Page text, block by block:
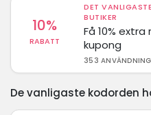
10%
RABATT
DET
BUTIKER
Få 10%
kupong
353
De vanligaste kodorden